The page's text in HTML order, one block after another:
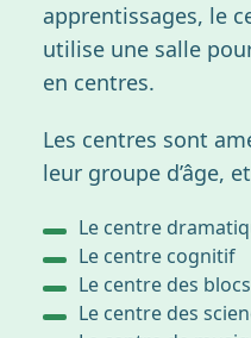
apprentissages, le
utilise une salle
en centres.
Les centres sont
leur groupe d’âge,
Le centre
Le centre cognitif
Le centre des blocs
Le centre des